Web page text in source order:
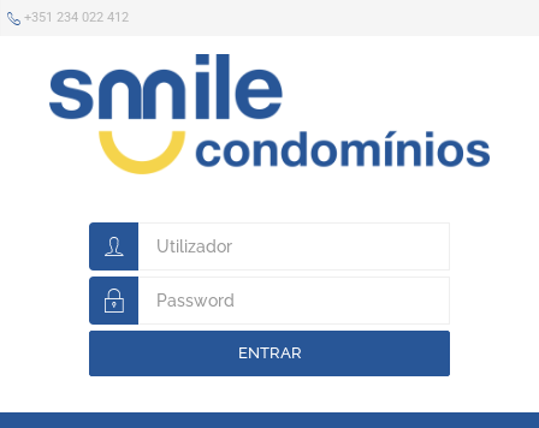
+351 234 022 412
ENTRAR